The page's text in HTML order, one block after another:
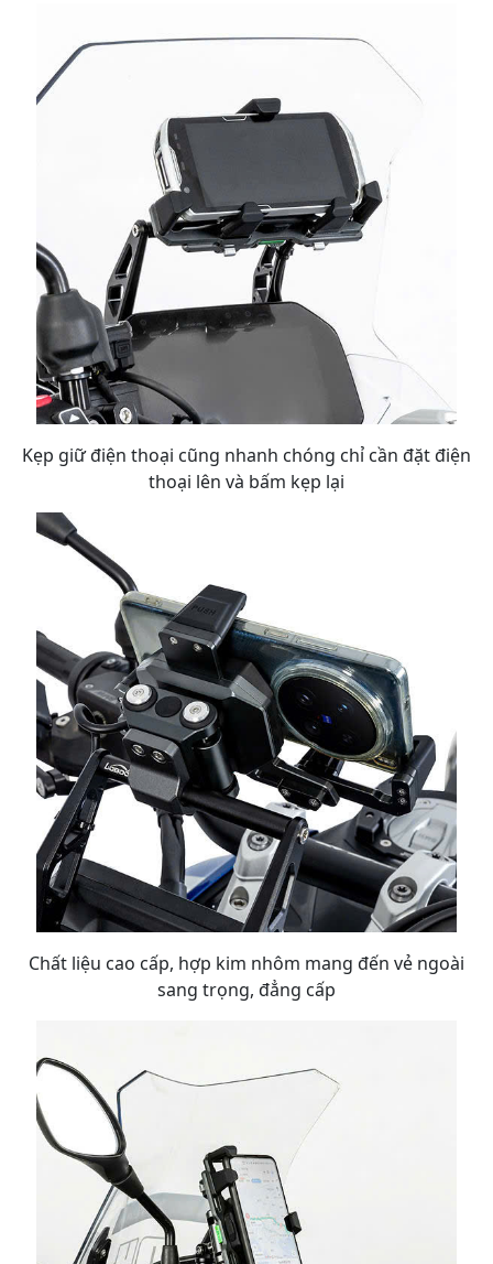
Kẹp giữ điện thoại cũng nhanh chóng chỉ cần đặt điện
thoại lên và bấm kẹp lại
Chất liệu cao cấp, hợp kim nhôm mang đến vẻ ngoài
sang trọng, đẳng cấp